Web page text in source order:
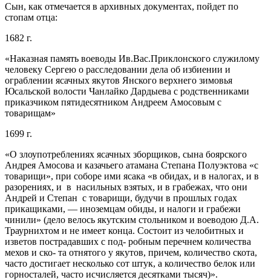
Сын, как отмечается в архивных документах, пойдет по
стопам отца:
1682 г.
«Наказная память воеводы Ив.Вас.Приклонского служилому
человеку Сергею о расследовании дела об избиении и
ограблении ясачных якутов Янского верхнего зимовья
Юсальской волости Чанлайко Дардыева с родственниками
приказчиком пятидесятником Андреем Амосовым с
товарищам»
1699 г.
«О злоупотреблениях ясачных зборщиков, сына боярского
Андрея Амосова и казачьего атамана Степана Полуэктова «с
товарищи», при соборе ими ясака «в обидах, и в налогах, и в
разорениях, и в насильных взятых, и в грабежах, что они
Андрей и Степан с товарищи, будучи в прошлых годах
прикащиками, — иноземцам обиды, и налоги и грабежи
чинили» (дело велось якутским стольником и воеводою Д.А.
Траурнихтом и не имеет конца. Состоит из челобитных и
изветов пострадавших с под- робным перечнем количества
мехов и ско- та отнятого у якутов, причем, количество скота,
часто достигает несколько сот штук, а количество белок или
горносталей, часто исчисляется десятками тысяч)».